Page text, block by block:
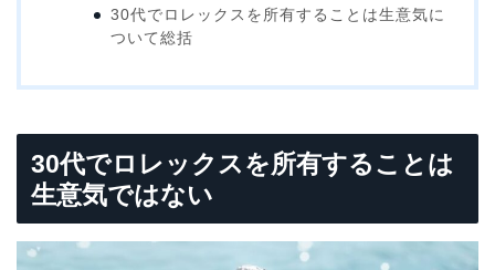
30代でロレックスを所有することは生意気に
ついて総括
30代でロレックスを所有することは
生意気ではない